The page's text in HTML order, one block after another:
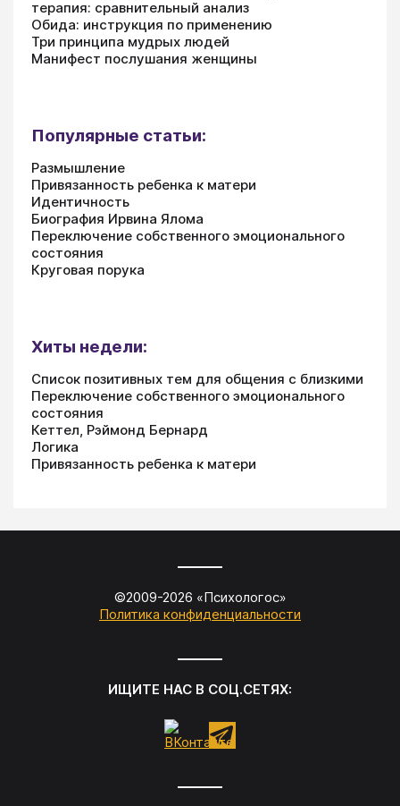
терапия: сравнительный анализ
Обида: инструкция по применению
Три принципа мудрых людей
Манифест послушания женщины
Популярные статьи:
Размышление
Привязанность ребенка к матери
Идентичность
Биография Ирвина Ялома
Переключение собственного эмоционального
состояния
Круговая порука
Хиты недели:
Список позитивных тем для общения с близкими
Переключение собственного эмоционального
состояния
Кеттел, Рэймонд Бернард
Логика
Привязанность ребенка к матери
©2009-2026 «Психологос»
Политика конфиденциальности
ИЩИТЕ НАС В СОЦ.СЕТЯХ: